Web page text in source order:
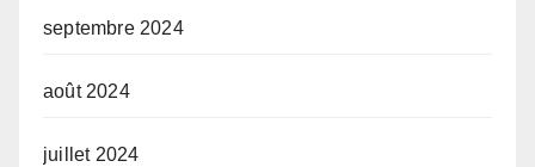
septembre 2024
août 2024
juillet 2024